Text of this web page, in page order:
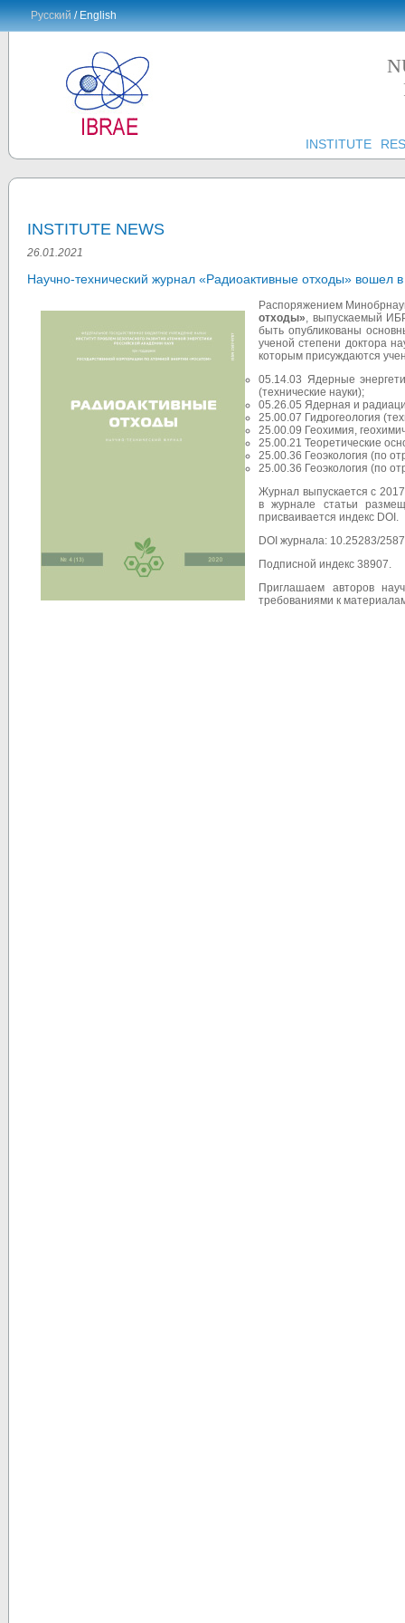
Русский/ English
INSTITUTE
INSTITUTE NEWS
26.01.2021
Научно-технический журнал «Радиоактивные отходы» вошел
Распоряжением
отходы», выпускаемый
быть опубликованы
ученой степени доктора
которым присуждаются
05.14.03 Ядерные
(технические науки);
05.26.05 Ядерная и
25.00.07 Гидрогеология
25.00.09 Геохимия,
25.00.21 Теоретические
25.00.36 Геоэкология (по
25.00.36 Геоэкология (по
Журнал выпускается с
в журнале статьи
присваивается индекс DOI.
DOI журнала: 10.25283/
Подписной индекс 38907.
Приглашаем авторов
требованиями к